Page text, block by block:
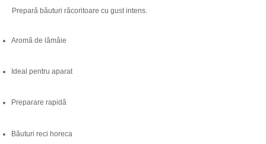
Prepară băuturi răcoritoare cu gust intens.
Aromă de lămâie
Ideal pentru aparat
Preparare rapidă
Băuturi reci horeca